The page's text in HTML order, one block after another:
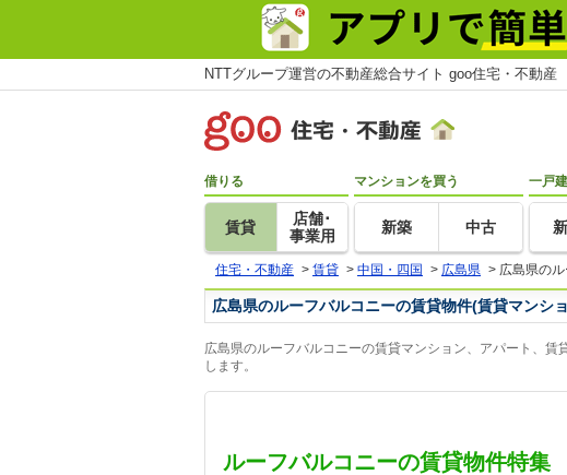
NTTグループ運営の不動産総合サイト goo住宅・不動産
借りる
賃貸
店舗･
事業用
マンションを買う
新築 中古
一戸
住宅・不動産 > 賃貸 > 中国・四国 > 広島県 > 広島県の
広島県のルーフバルコニーの賃貸物件(賃貸マンシ
広島県のルーフバルコニーの賃貸マンション、アパート、
します。
ルーフバルコニーの賃貸物件特集